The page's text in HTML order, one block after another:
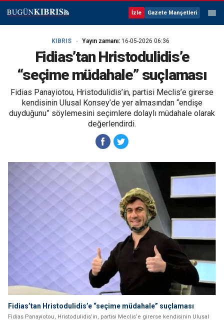
İzle Gazete Manşetleri
KIBRIS Yayın zamanı: 16-05-2026 06:36
Fidias’tan Hristodulidis’e
“seçime müdahale” suçlaması
Fidias Panayiotou, Hristodulidis’in, partisi Meclis’e girerse
kendisinin Ulusal Konsey’de yer almasından “endişe
duyduğunu” söylemesini seçimlere dolaylı müdahale olarak
değerlendirdi.
Fidias’tan Hristodulidis’e “seçime müdahale” suçlaması
Fidias Panayiotou, Hristodulidis’in, partisi Meclis’e girerse kendisinin Ulusal